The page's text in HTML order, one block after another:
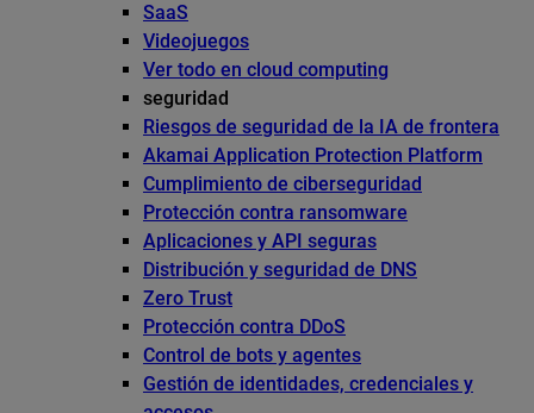
SaaS
Videojuegos
Ver todo en cloud computing
seguridad
Riesgos de seguridad de la IA de frontera
Akamai Application Protection Platform
Cumplimiento de ciberseguridad
Protección contra ransomware
Aplicaciones y API seguras
Distribución y seguridad de DNS
Zero Trust
Protección contra DDoS
Control de bots y agentes
Gestión de identidades, credenciales y